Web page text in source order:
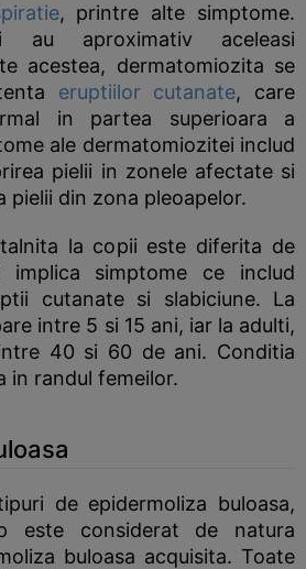
, printre alte simptome.
au aproximativ aceleasi
acestea, dermatomiozita se
eruptiilor cutanate, care
in partea superioara a
ale dermatomiozitei includ
pielii in zonele afectate si
pielii din zona pleoapelor.
la copii este diferita de
simptome ce includ
cutanate si slabiciune. La
intre 5 si 15 ani, iar la adulti,
40 si 60 de ani. Conditia
in randul femeilor.
de epidermoliza buloasa,
este considerat de natura
buloasa acquisita. Toate